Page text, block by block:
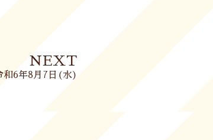
NEXT
和6年8月7日(水)